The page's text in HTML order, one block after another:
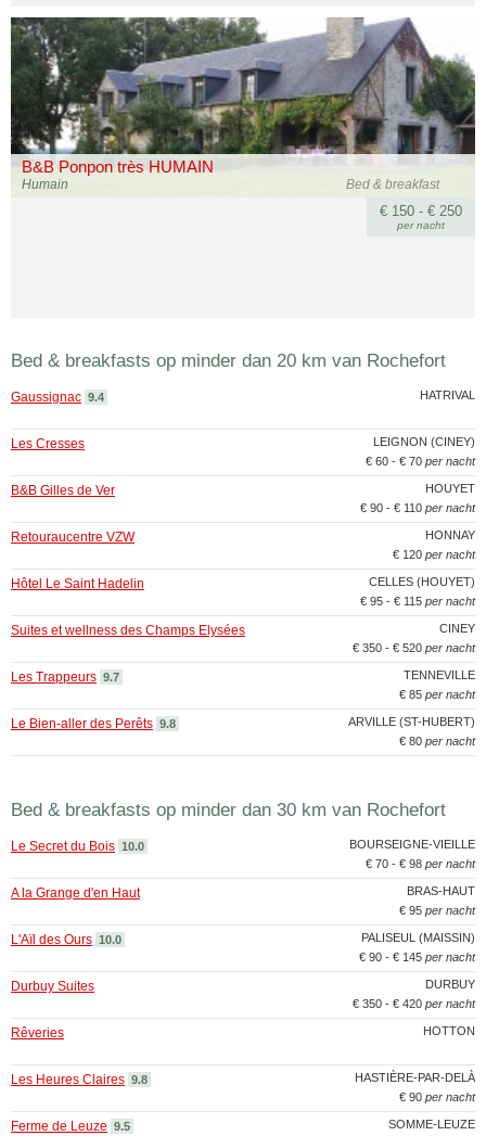
B&B Ponpon très HUMAIN
Bed & breakfast
Humain
€ 150 - € 250
per nacht
Bed & breakfasts op minder dan 20 km van Rochefort
HATRIVAL
Gaussignac 9.4
LEIGNON (CINEY)
Les Cresses
€ 60 - € 70 per nacht
HOUYET
B&B Gilles de Ver
€ 90 - € 110 per nacht
HONNAY
Retouraucentre VZW
€ 120 per nacht
CELLES (HOUYET)
Hôtel Le Saint Hadelin
€ 95 - € 115 per nacht
CINEY
Suites et wellness des Champs Elysées
€ 350 - € 520 per nacht
TENNEVILLE
Les Trappeurs 9.7
€ 85 per nacht
ARVILLE (ST-HUBERT)
Le Bien-aller des Perêts 9.8
€ 80 per nacht
Bed & breakfasts op minder dan 30 km van Rochefort
BOURSEIGNE-VIEILLE
Le Secret du Bois 10.0
€ 70 - € 98 per nacht
BRAS-HAUT
A la Grange d'en Haut
€ 95 per nacht
PALISEUL (MAISSIN)
L'Aïl des Ours 10.0
€ 90 - € 145 per nacht
DURBUY
Durbuy Suites
€ 350 - € 420 per nacht
HOTTON
Rêveries
HASTIÈRE-PAR-DELÀ
Les Heures Claires 9.8
€ 90 per nacht
SOMME-LEUZE
Ferme de Leuze 9.5